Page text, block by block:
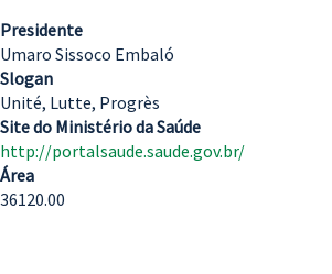
Presidente
Umaro Sissoco Embaló
Slogan
Unité, Lutte, Progrès
Site do Ministério da Saúde
http://portalsaude.saude.gov.br/
Área
36120.00